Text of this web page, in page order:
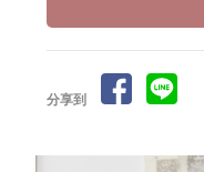
分享到